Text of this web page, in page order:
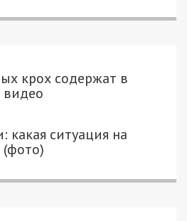
крох содержат в
видео
какая ситуация на
(фото)